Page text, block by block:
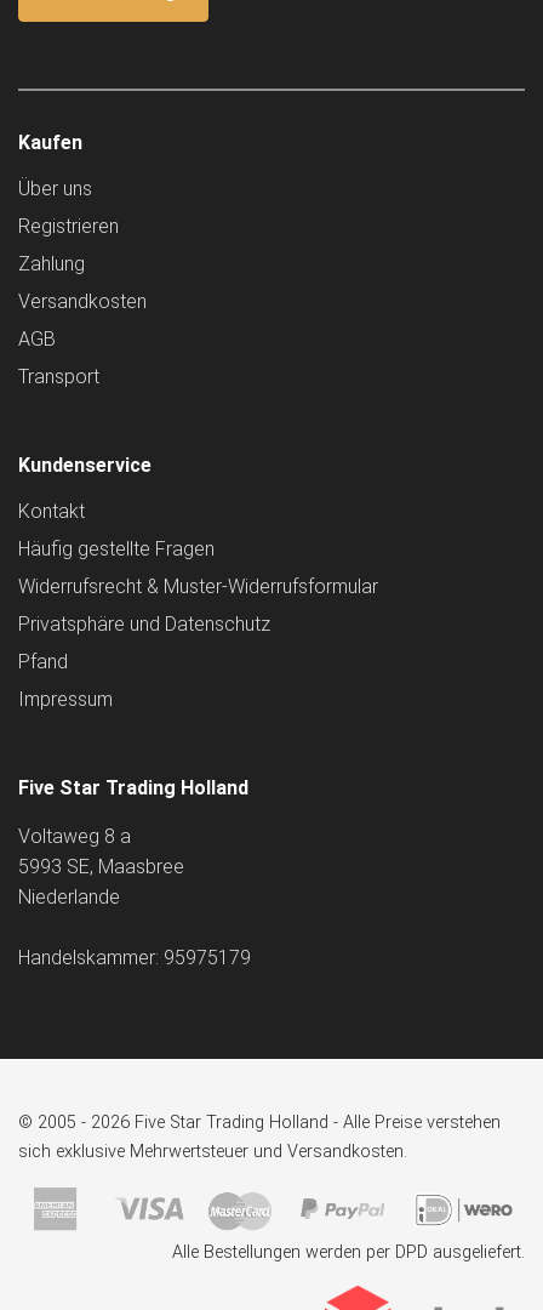
Kaufen
Über uns
Registrieren
Zahlung
Versandkosten
AGB
Transport
Kundenservice
Kontakt
Häufig gestellte Fragen
Widerrufsrecht & Muster-Widerrufsformular
Privatsphäre und Datenschutz
Pfand
Impressum
Five Star Trading Holland
Voltaweg 8 a
5993 SE, Maasbree
Niederlande
Handelskammer: 95975179
© 2005 - 2026 Five Star Trading Holland - Alle Preise verstehen
sich exklusive Mehrwertsteuer und Versandkosten.
Alle Bestellungen werden per DPD ausgeliefert.